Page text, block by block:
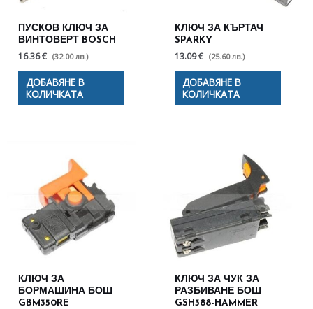
ПУСКОВ КЛЮЧ ЗА
ВИНТОВЕРТ BOSCH
16.36 € (32.00 лв.)
ДОБАВЯНЕ В
КОЛИЧКАТА
КЛЮЧ ЗА КЪРТАЧ
SPARKY
13.09 € (25.60 лв.)
ДОБАВЯНЕ В
КОЛИЧКАТА
КЛЮЧ ЗА
БОРМАШИНА БОШ
GBM350RE
КЛЮЧ ЗА ЧУК ЗА
РАЗБИВАНЕ БОШ
GSH388-HAMMER